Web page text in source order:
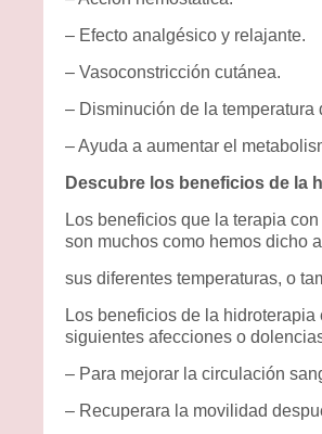
– Efecto analgésico y relajante.
– Vasoconstricción cutánea.
– Disminución de la temperatura
– Ayuda a aumentar el
Descubre los beneficios de la
Los beneficios que la terapia
son muchos como hemos dicho
sus diferentes temperaturas, o
Los beneficios de la
siguientes afecciones o
– Para mejorar la circulación
– Recuperara la movilidad